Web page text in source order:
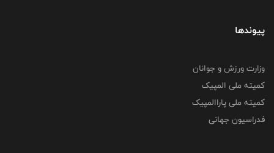
پیوندها
وزارت ورزش و جوانان
کمیته ملی المپیک
کمیته ملی پاراالمپیک
فدراسیون جهانی